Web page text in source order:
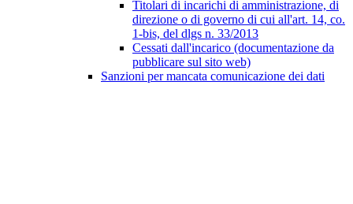
Titolari di incarichi di amministrazione, di
direzione o di governo di cui all'art. 14, co.
1-bis, del dlgs n. 33/2013
Cessati dall'incarico (documentazione da
pubblicare sul sito web)
Sanzioni per mancata comunicazione dei dati